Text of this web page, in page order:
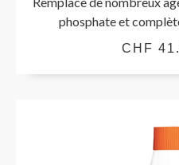
phosphate et
CHF